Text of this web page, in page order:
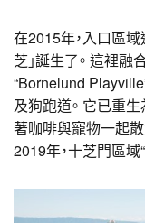
在2015年，入口區
芝」誕生了。 這裡
“Bornelund
及狗跑道。 它已重
著咖啡與寵物一起散
2019年，十芝門區域